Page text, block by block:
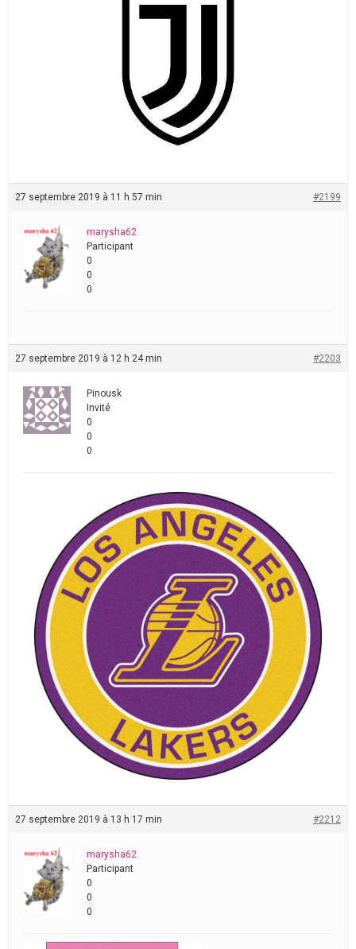
27 septembre 2019 à 11 h 57 min #2199
marysha62
Participant
0
0
0
27 septembre 2019 à 12 h 24 min #2203
Pinousk
Invité
0
0
0
27 septembre 2019 à 13 h 17 min #2212
marysha62
Participant
0
0
0